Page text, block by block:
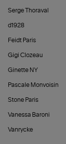
Serge Thoraval
d1928
Feidt Paris
Gigi Clozeau
Ginette NY
Pascale Monvoisin
Stone Paris
Vanessa Baroni
Vanrycke